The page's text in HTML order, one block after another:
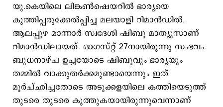
യു.കെയിലെ ലിങ്കണ്‍ഷെയറില്‍ ഭാര്യയെ
കുത്തിപ്പരുക്കേല്‍പ്പിച്ച മലയാളി റിമാന്‍ഡില്‍.
ആലപ്പുഴ മാന്നാര്‍ സ്വദേശി ഷിബു മാത്യൂസാണ്
റിമാന്‍ഡിലായത്. ഓഗസ്റ്റ് 27നായിരുന്നു സംഭവം.
ബുധനാഴ്ച ഉച്ചയോടെ ഷിബുവും ഭാര്യയും
തമ്മില്‍ വാക്കുതര്‍ക്കമുണ്ടായെന്നും ഇത്
മൂര്‍ച്ഛിച്ചതോടെ അടുക്കളയിലെ കത്തിയെടുത്ത്
തുടരെ തുടരെ കുത്തുകയായിരുന്നുവെന്നാണ്